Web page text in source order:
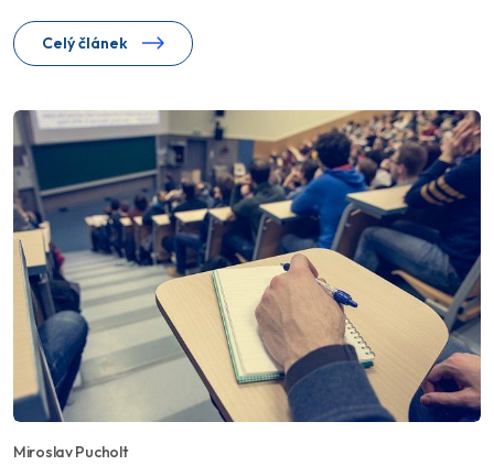
Celý článek
Miroslav Pucholt